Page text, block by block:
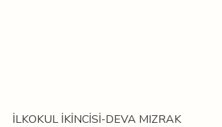
İLKOKUL İKİNCİSİ-DEVA MIZRAK